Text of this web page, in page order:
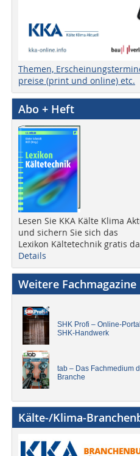
Themen,
preise (print und online) etc.
Abo + Heft
Lesen Sie KKA Kälte Klima
und sichern Sie sich das
Lexikon Kältetechnik gratis
Details
Weitere Fachmagazine
SHK Profi – Online-
SHK-Handwerk
tab – Das Fachmedium
Branche
Kälte-/Klima-